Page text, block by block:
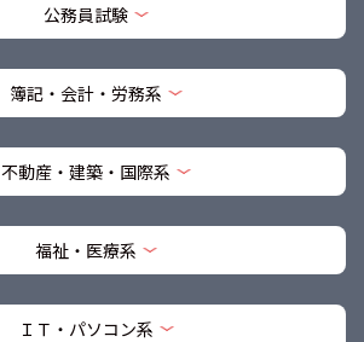
公務員試験
簿記・会計・労務系
不動産・建築・国際系
福祉・医療系
ＩＴ・パソコン系